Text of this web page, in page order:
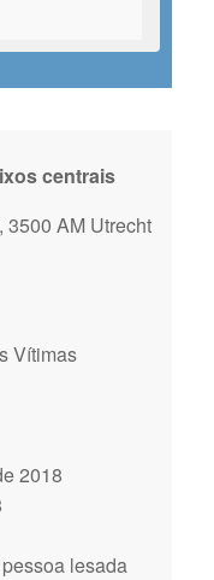
centrais
3500 AM Utrecht
lesada